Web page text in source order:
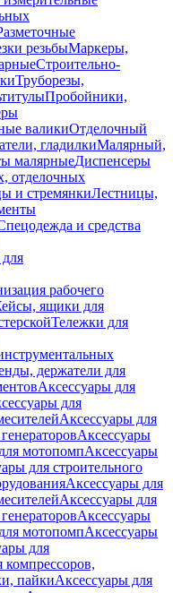
резьбыМаркеры,
Строительно-
Труборезы,
Пробойники,
валикиОтделочный
гладилкиМалярный,
малярныеДиспенсеры
отделочных
и стремянкиЛестницы,
и средства
рабочего
ящики для
Тележки для
держатели для
Аксессуары для
для
Аксессуары для
Аксессуары
мотопомпАксессуары
для строительного
Аксессуары для
Аксессуары для
Аксессуары
мотопомпАксессуары
для
компрессоров,
пайкиАксессуары для